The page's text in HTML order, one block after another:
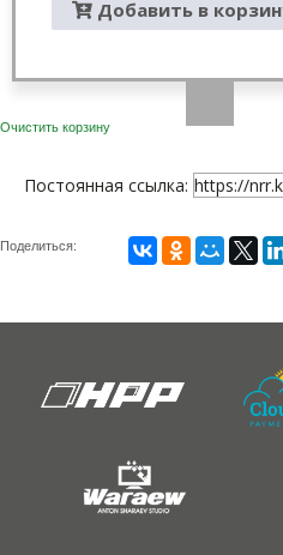
Добавить в
Очистить корзину
Постоянная ссылка: https://
Поделиться: